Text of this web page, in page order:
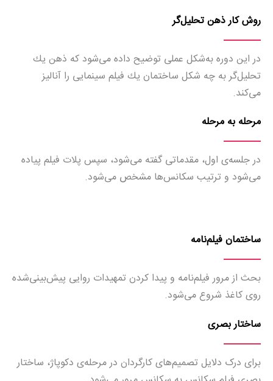
روش کار ذهن تحلیل‌گر
در اين دوره به‌شكل عملی توضيح داده می‌شود كه ذهن يك
تحليل‌گر به چه شكل ساختمان يك فيلم سينمايی را آناليز
می‌كند.
مرحله به مرحله
در جلسه‌ی اول، مقدماتی گفته می‌شود، سپس پلات فیلم پیاده
می‌شود و ترتیب سكانس‌ها مشخص می‌شود.
ساختمان فیلم‌نامه
بحث از مرور فیلم‌نامه و پیدا کردن تمهیدات روایی پیش‌بینی‌شده
روی کاغذ شروع می‌شود.
ساختار بصری
برای درک دلایل تصمیم‌های کارگردان در مرحله‌ی دکوپاژ، ساختار